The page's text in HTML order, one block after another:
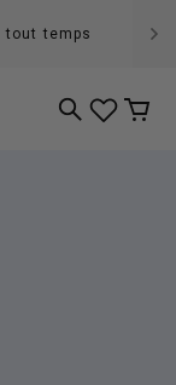
tout temps
RecherchePanier